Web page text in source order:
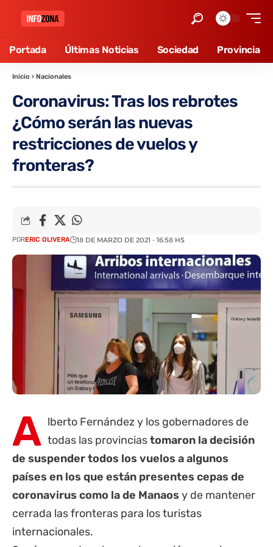
Portada Últimas Noticias Sociedad Provincia
Inicio › Nacionales
Coronavirus: Tras los rebrotes
¿Cómo serán las nuevas
restricciones de vuelos y
fronteras?
PORERIC OLIVERA 18 DE MARZO DE 2021 - 16:58 HS
A lberto Fernández y los gobernadores de
todas las provinciastomaron la decisión
de suspender todos los vuelos a algunos
países en los que están presentes cepas de
coronavirus como la de Manaos y de mantener
cerrada las fronteras para los turistas
internacionales.